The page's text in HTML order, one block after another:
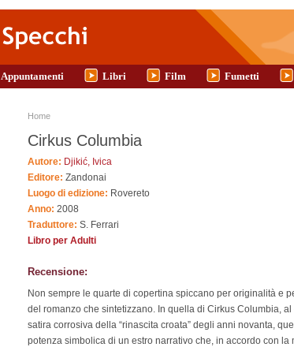
Appuntamenti Libri Film Fumetti
Tu sei qui
Home
Cirkus Columbia
Autore: Djikić, Ivica
Editore: Zandonai
Luogo di edizione: Rovereto
Anno: 2008
Traduttore: S. Ferrari
Libro per Adulti
Recensione:
Non sempre le quarte di copertina spiccano per originalità e
del romanzo che sintetizzano. In quella di Cirkus Columbia,
satira corrosiva della “rinascita croata” degli anni novanta,
potenza simbolica di un estro narrativo che, in accordo con